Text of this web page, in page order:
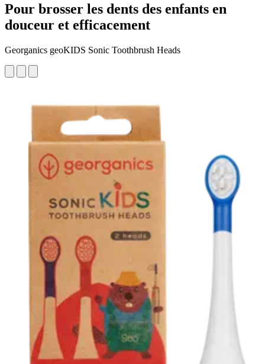
Pour brosser les dents des enfants en
douceur et efficacement
Georganics geoKIDS Sonic Toothbrush Heads